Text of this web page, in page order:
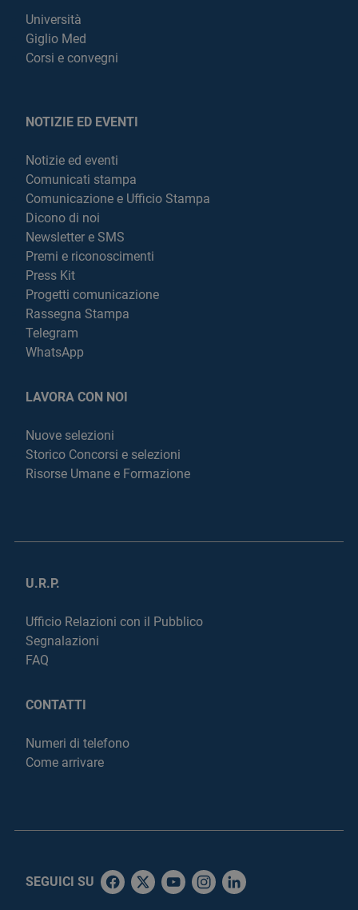
Università
Giglio Med
Corsi e convegni
NOTIZIE ED EVENTI
Notizie ed eventi
Comunicati stampa
Comunicazione e Ufficio Stampa
Dicono di noi
Newsletter e SMS
Premi e riconoscimenti
Press Kit
Progetti comunicazione
Rassegna Stampa
Telegram
WhatsApp
LAVORA CON NOI
Nuove selezioni
Storico Concorsi e selezioni
Risorse Umane e Formazione
U.R.P.
Ufficio Relazioni con il Pubblico
Segnalazioni
FAQ
CONTATTI
Numeri di telefono
Come arrivare
SEGUICI SU